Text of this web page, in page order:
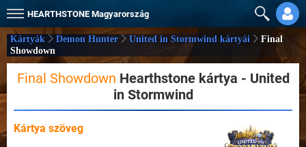
HEARTHSTONE Magyarország
Kártyák Demon Hunter United in Stormwind kártyái
Final
Showdown
Final Showdown Hearthstone kártya - United
in Stormwind
Kártya szöveg